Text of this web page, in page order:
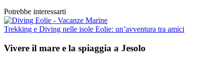
Potrebbe interessarti
Trekking e Diving nelle isole Eolie: un’avventura tra amici
Vivere il mare e la spiaggia a Jesolo